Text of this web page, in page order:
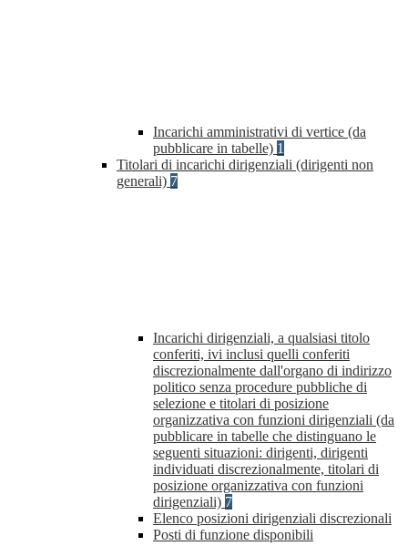
Incarichi amministrativi di vertice (da
pubblicare in tabelle) 1
Titolari di incarichi dirigenziali (dirigenti non
generali) 7
Incarichi dirigenziali, a qualsiasi titolo
conferiti, ivi inclusi quelli conferiti
discrezionalmente dall'organo di indirizzo
politico senza procedure pubbliche di
selezione e titolari di posizione
organizzativa con funzioni dirigenziali (da
pubblicare in tabelle che distinguano le
seguenti situazioni: dirigenti, dirigenti
individuati discrezionalmente, titolari di
posizione organizzativa con funzioni
dirigenziali) 7
Elenco posizioni dirigenziali discrezionali
Posti di funzione disponibili